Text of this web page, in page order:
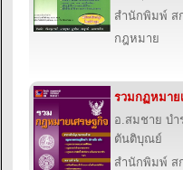
สำนักพิมพ์ ส
กฎหมาย
รวมกฏหมาย
อ.สมชาย บ
ตันติบุณย์
สำนักพิมพ์ ส